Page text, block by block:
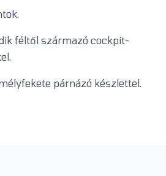
féltől származó cockpit-
párnázó készlettel.